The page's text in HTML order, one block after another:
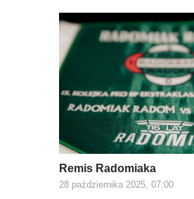
Remis Radomiaka
28 października 2025, 07:00